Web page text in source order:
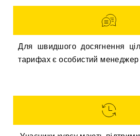
Для швидшого досягнення
тарифах є особистий менеджер